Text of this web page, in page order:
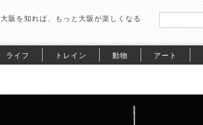
大阪を知れば、もっと大阪が楽しくなる
ライフ トレイン 動物 アート